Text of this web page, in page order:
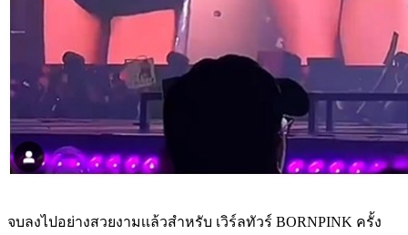
จบลงไปอย่างสวยงามเเล้วสำหรับ เวิร์ลทัวร์ BORNPINK ครั้ง